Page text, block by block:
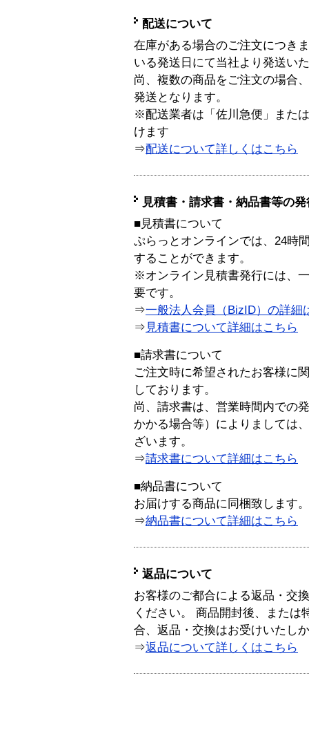
配送について
在庫がある場合のご注文につき
いる発送日にて当社より発送い
尚、複数の商品をご注文の場合
発送となります。
※配送業者は「佐川急便」また
けます
⇒配送について詳しくはこちら
見積書・請求書・納品書等の
■見積書について
ぷらっとオンラインでは、24時
することができます。
※オンライン見積書発行には、
要です。
⇒一般法人会員（BizID）の詳細
⇒ 見積書について詳細はこちら
■請求書について
ご注文時に希望されたお客様に
しております。
尚、請求書は、営業時間内での
かかる場合等）によりましては
ざいます。
⇒請求書について詳細はこちら
■納品書について
お届けする商品に同梱致します。
⇒納品書について詳細はこちら
返品について
お客様のご都合による返品・交
ください。 商品開封後、または
合、返品・交換はお受けいたし
⇒返品について詳しくはこちら